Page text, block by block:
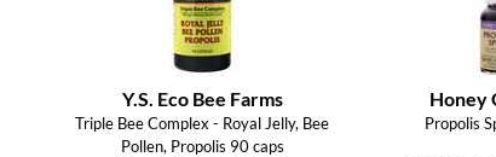
Y.S. Eco Bee Farms
Triple Bee Complex - Royal Jelly, Bee
Pollen, Propolis 90 caps
Honey
Propolis